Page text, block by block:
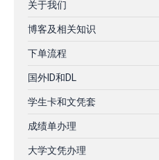
关于我们
博客及相关知识
下单流程
国外ID和DL
学生卡和文凭套
成绩单办理
大学文凭办理